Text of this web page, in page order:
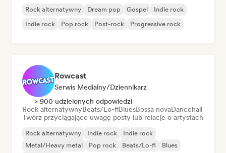
Rock alternatywny Dream pop Gospel
Indie rock
Indie rock
Pop rock Post-rock Progressive rock
Rowcast
Serwis Medialny/Dziennikarz
> 900 udzielonych odpowiedzi
Rock alternatywnyBeats/Lo-fiBluesBossa novaDancehall
Twórz przyciągające uwagę posty lub relacje o artystach
Rock alternatywny Indie rock
Indie rock
Metal/Heavy metal
Pop rock Beats/Lo-fi Blues